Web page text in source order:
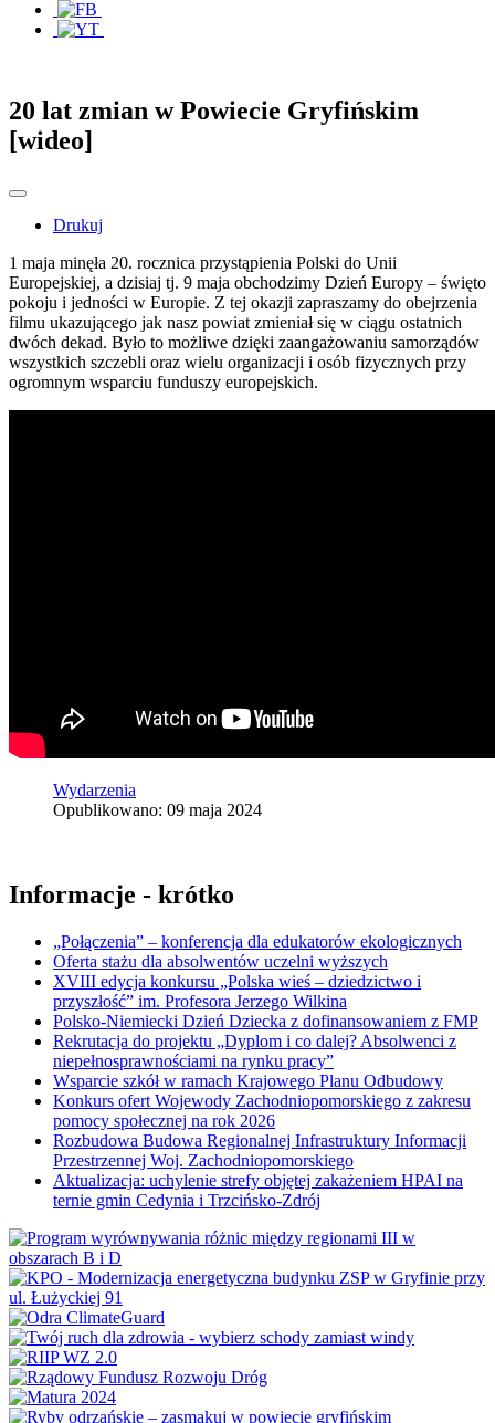
20 lat zmian w Powiecie Gryfińskim
[wideo]
Drukuj
1 maja minęła 20. rocznica przystąpienia Polski do Unii
Europejskiej, a dzisiaj tj. 9 maja obchodzimy Dzień Europy – święto
pokoju i jedności w Europie. Z tej okazji zapraszamy do obejrzenia
filmu ukazującego jak nasz powiat zmieniał się w ciągu ostatnich
dwóch dekad. Było to możliwe dzięki zaangażowaniu samorządów
wszystkich szczebli oraz wielu organizacji i osób fizycznych przy
ogromnym wsparciu funduszy europejskich.
Wydarzenia
Opublikowano: 09 maja 2024
Informacje - krótko
„Połączenia” – konferencja dla edukatorów ekologicznych
Oferta stażu dla absolwentów uczelni wyższych
XVIII edycja konkursu „Polska wieś – dziedzictwo i
przyszłość” im. Profesora Jerzego Wilkina
Polsko-Niemiecki Dzień Dziecka z dofinansowaniem z FMP
Rekrutacja do projektu „Dyplom i co dalej? Absolwenci z
niepełnosprawnościami na rynku pracy”
Wsparcie szkół w ramach Krajowego Planu Odbudowy
Konkurs ofert Wojewody Zachodniopomorskiego z zakresu
pomocy społecznej na rok 2026
Rozbudowa Budowa Regionalnej Infrastruktury Informacji
Przestrzennej Woj. Zachodniopomorskiego
Aktualizacja: uchylenie strefy objętej zakażeniem HPAI na
ternie gmin Cedynia i Trzcińsko-Zdrój